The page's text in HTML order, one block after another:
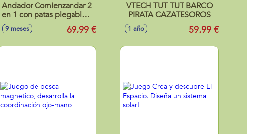
Andador Comienzandar 2
en 1 con patas plegables,
panel extraíble, luces y
sonidos 46x33x45 cm
9 meses 69,99 €
VTECH TUT TUT BARCO
PIRATA CAZATESOROS
1 año 59,99 €